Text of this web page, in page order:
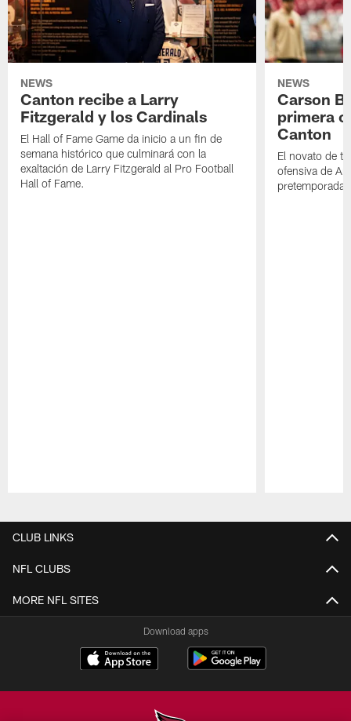
NEWS
Canton recibe a Larry
Fitzgerald y los Cardinals
El Hall of Fame Game da inicio a un fin de
semana histórico que culminará con la
exaltación de Larry Fitzgerald al Pro Football
Hall of Fame.
NEWS
Carson
primera
Canton
El novato de
ofensiva de
pretemporada
CLUB LINKS
NFL CLUBS
MORE NFL SITES
Download apps